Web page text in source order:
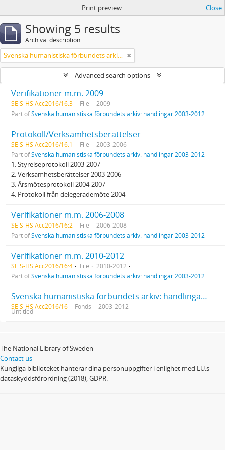
Print preview Close
Showing 5 results
Archival description
Svenska humanistiska förbundets arkiv: handlingar 2003-2012
Advanced search options
Verifikationer m.m. 2009
SE S-HS Acc2016/16:3 File
2009
Part ofSvenska humanistiska förbundets arkiv: handlingar 2003-2012
Protokoll/Verksamhetsberättelser
SE S-HS Acc2016/16:1 File
2003-2006
Part ofSvenska humanistiska förbundets arkiv: handlingar 2003-2012
1. Styrelseprotokoll 2003-2007
2. Verksamhetsberättelser 2003-2006
3. Årsmötesprotokoll 2004-2007
4. Protokoll från delegerademöte 2004
Verifikationer m.m. 2006-2008
SE S-HS Acc2016/16:2 File
2006-2008
Part ofSvenska humanistiska förbundets arkiv: handlingar 2003-2012
Verifikationer m.m. 2010-2012
SE S-HS Acc2016/16:4 File
2010-2012
Part ofSvenska humanistiska förbundets arkiv: handlingar 2003-2012
Svenska humanistiska förbundets arkiv: handlingar 2003-2012
SE S-HS Acc2016/16 Fonds 2003-2012
Untitled
The National Library of Sweden
Contact us
Kungliga biblioteket hanterar dina personuppgifter i enlighet med EU:s
dataskyddsförordning (2018), GDPR.